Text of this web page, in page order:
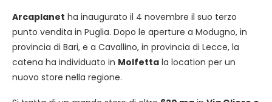
Arcaplanet ha inaugurato il 4 novembre il suo terzo
punto vendita in Puglia. Dopo le aperture a Modugno, in
provincia di Bari, e a Cavallino, in provincia di Lecce, la
catena ha individuato in Molfetta la location per un
nuovo store nella regione.